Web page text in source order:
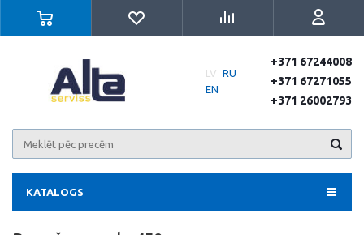
LV RU
EN
+371 67244008
+371 67271055
+371 26002793
KATALOGS